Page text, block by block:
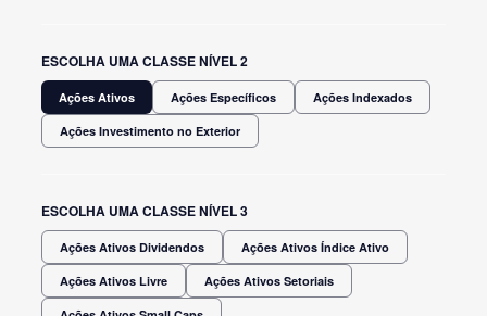
ESCOLHA UMA CLASSE NÍVEL 2
Ações Ativos Ações Específicos Ações Indexados
Ações Investimento no Exterior
ESCOLHA UMA CLASSE NÍVEL 3
Ações Ativos Dividendos Ações Ativos Índice Ativo
Ações Ativos Livre Ações Ativos Setoriais